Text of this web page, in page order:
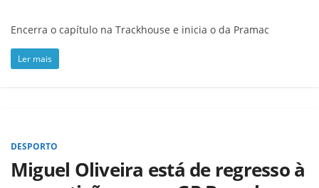
Encerra o capítulo na Trackhouse e inicia o da Pramac
Ler mais
DESPORTO
Miguel Oliveira está de regresso à